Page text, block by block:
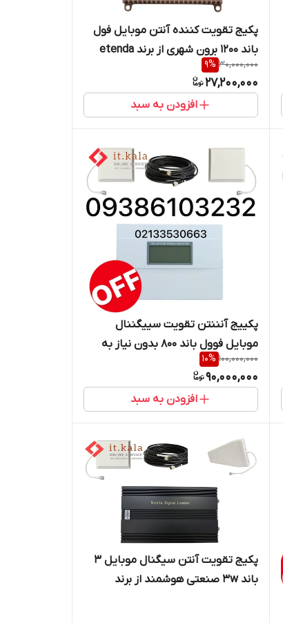
پکیج تقویت کننده آنتن موبایل فول
باند ۱۲۰۰ برون شهری از برند etenda
30,000,000
9%
27,200,000
افزودن به سبد
پکییج آنننتن تقویت سییگننال
موبایل فوول باند 800 بدون نیاز به
مجوز درون شهری برند Etenda
100,000,000
10%
90,000,000
افزودن به سبد
پکیج تقویت آنتن سیگنال موبایل 3
باند 3w صنعتی هوشمند از برند